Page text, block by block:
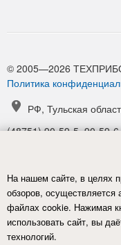
© 2005—2026
Политика
РФ, Тульская
(48751) 90-59-5, 90-59-6
Карта проезда
На нашем сайте, в целях
обзоров, осуществляется
файлах cookie. Нажимая
использовать сайт, вы
технологий.